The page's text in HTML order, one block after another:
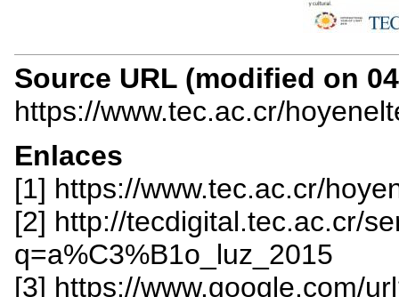
Source URL (modified on
https://www.tec.ac.cr/
Enlaces
[1] https://www.tec.ac.cr/
[2] http://tecdigital.tec.ac.cr/
q=a%C3%B1o_luz_2015
[3] https://www.google.com/